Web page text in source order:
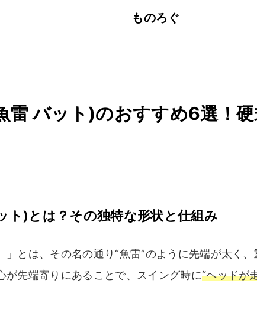
ものろぐ
雷 バット)のおすすめ6選！硬
ト)とは？その独特な形状と仕組み
」とは、その名の通り“魚雷”のように先端が太く
が先端寄りにあることで、スイング時に“ヘッドが